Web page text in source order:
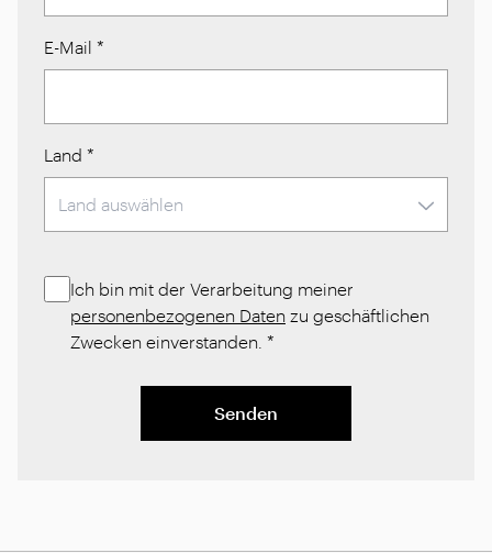
E-Mail *
Land *
Ich bin mit der Verarbeitung meiner
personenbezogenen Daten zu geschäftlichen
Zwecken einverstanden. *
Senden